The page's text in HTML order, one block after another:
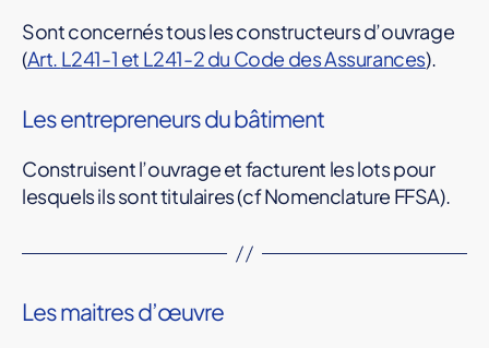
Sont concernés tous les constructeurs d’ouvrage
(Art. L241-1 et L241-2 du Code des Assurances).
Les entrepreneurs du bâtiment
Construisent l’ouvrage et facturent les lots pour
lesquels ils sont titulaires (cf Nomenclature FFSA).
Les maitres d’œuvre